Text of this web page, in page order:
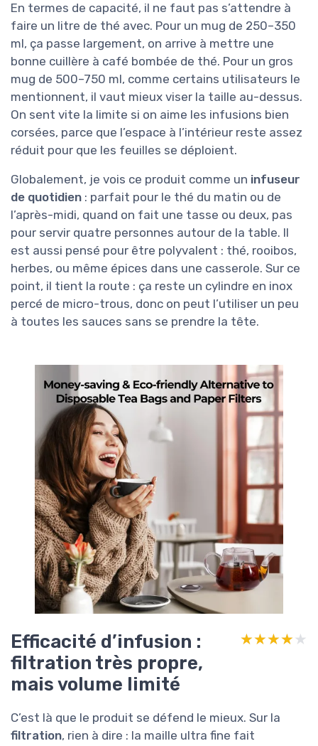
En termes de capacité, il ne faut pas s’attendre à
faire un litre de thé avec. Pour un mug de 250–350
ml, ça passe largement, on arrive à mettre une
bonne cuillère à café bombée de thé. Pour un gros
mug de 500–750 ml, comme certains utilisateurs le
mentionnent, il vaut mieux viser la taille au-dessus.
On sent vite la limite si on aime les infusions bien
corsées, parce que l’espace à l’intérieur reste assez
réduit pour que les feuilles se déploient.
Globalement, je vois ce produit comme un infuseur
de quotidien : parfait pour le thé du matin ou de
l’après-midi, quand on fait une tasse ou deux, pas
pour servir quatre personnes autour de la table. Il
est aussi pensé pour être polyvalent : thé, rooibos,
herbes, ou même épices dans une casserole. Sur ce
point, il tient la route : ça reste un cylindre en inox
percé de micro-trous, donc on peut l’utiliser un peu
à toutes les sauces sans se prendre la tête.
Efficacité d’infusion :
filtration très propre,
mais volume limité
★★★★★
★★★★★
C’est là que le produit se défend le mieux. Sur la
filtration, rien à dire : la maille ultra fine fait